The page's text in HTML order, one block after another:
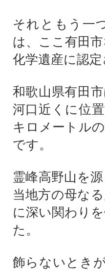
それともう一
は、ここ有田
化学遺産に認定
和歌山県有田
河口近くに位
キロメートル
です。
霊峰高野山を
当地方の母な
に深い関わり
た。
飾らないとき